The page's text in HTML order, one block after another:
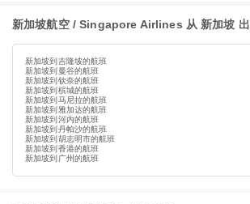
新加坡航空 / Singapore Airlines 从 新加坡
新加坡到吉隆坡的航班
新加坡到曼谷的航班
新加坡到钦奈的航班
新加坡到槟城的航班
新加坡到马尼拉的航班
新加坡到雅加达的航班
新加坡到河内的航班
新加坡到丹帕沙的航班
新加坡到胡志明市的航班
新加坡到香港的航班
新加坡到广州的航班